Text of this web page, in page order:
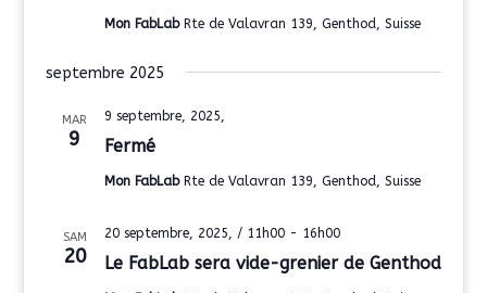
Mon FabLab Rte de Valavran 139, Genthod, Suisse
septembre 2025
MAR
9 Fermé
9 septembre, 2025,
Mon FabLab Rte de Valavran 139, Genthod, Suisse
SAM
20 Le FabLab sera vide-grenier de Genthod
20 septembre, 2025, / 11h00- 16h00